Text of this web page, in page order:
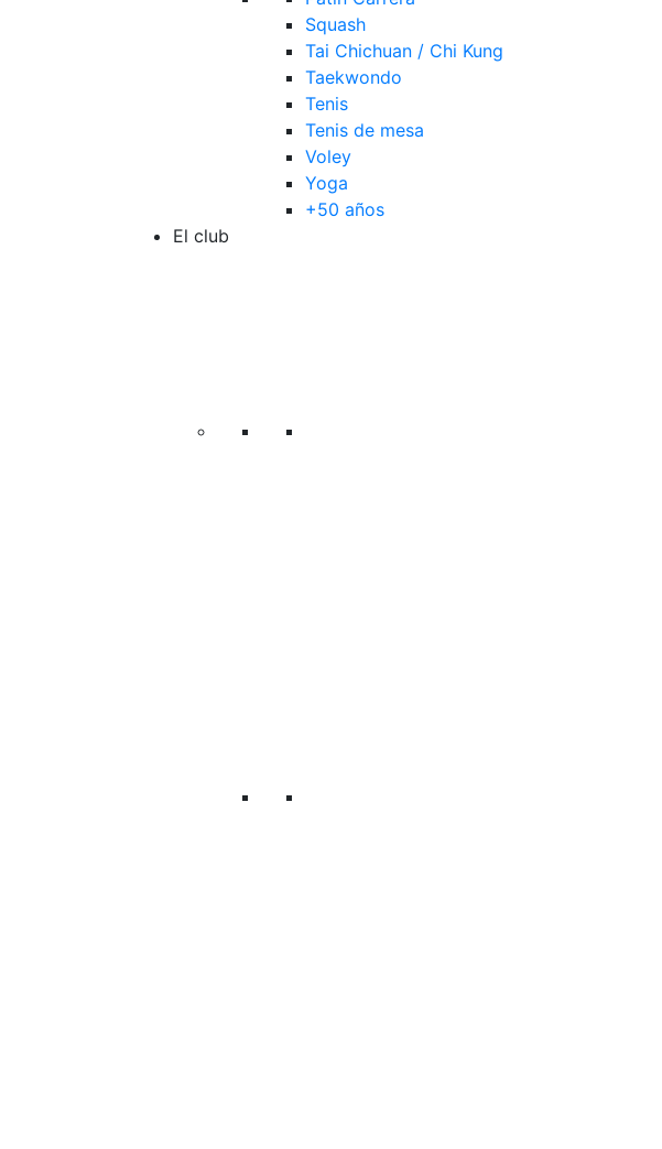
Squash
Tai Chichuan / Chi Kung
Taekwondo
Tenis
Tenis de mesa
Voley
Yoga
+50 años
El club